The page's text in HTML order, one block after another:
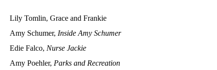
Lily Tomlin, Grace and Frankie
Amy Schumer, Inside Amy Schumer
Edie Falco, Nurse Jackie
Amy Poehler, Parks and Recreation